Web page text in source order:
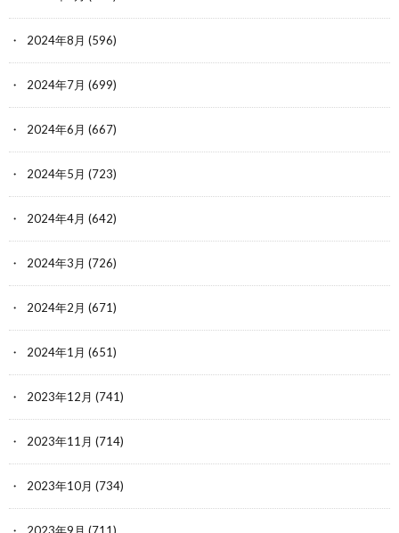
2024年8月 (596)
2024年7月 (699)
2024年6月 (667)
2024年5月 (723)
2024年4月 (642)
2024年3月 (726)
2024年2月 (671)
2024年1月 (651)
2023年12月 (741)
2023年11月 (714)
2023年10月 (734)